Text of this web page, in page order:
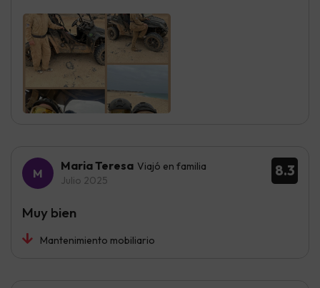
8.3
Maria Teresa Viajó en familia
Julio 2025
Mantenimiento mobiliario
Muy bien